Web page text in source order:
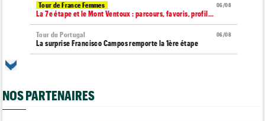
06/08
Tour de France Femmes
La 7e étape et le Mont Ventoux : parcours, favoris, profil…
06/08
Tour du Portugal
La surprise Francisco Campos remporte la 1ère étape
Tour de France Femmes
NOS PARTENAIRES